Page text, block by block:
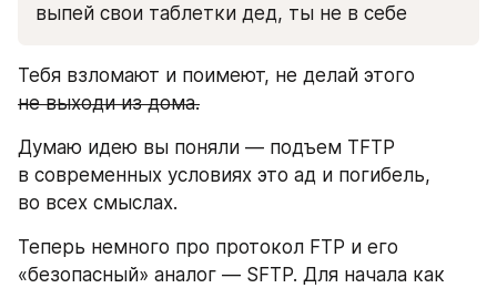
выпей свои таблетки дед, ты не в себе
не выходи из дома.
Думаю идею вы поняли — подъем TFTP
в современных условиях это ад и погибель,
во всех смыслах.
Теперь немного про протокол FTP и его
«безопасный» аналог — SFTP. Для начала как